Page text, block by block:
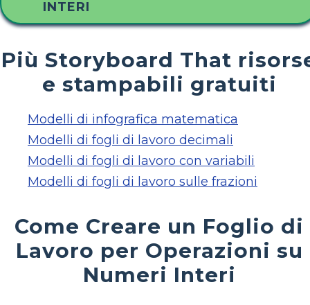
INTERI
Più Storyboard That
e stampabili gratuiti
Modelli di infografica matematica
Modelli di fogli di lavoro decimali
Modelli di fogli di lavoro con variabili
Modelli di fogli di lavoro sulle frazioni
Come Creare un Foglio di
Lavoro per Operazioni su
Numeri Interi